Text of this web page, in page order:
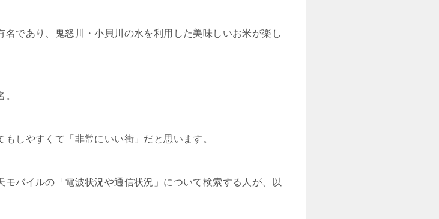
であり、鬼怒川・小貝川の水を利用した美味しいお米が楽し
しやすくて「非常にいい街」だと思います。
バイルの「電波状況や通信状況」について検索する人が、以